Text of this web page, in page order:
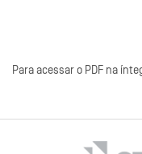
Para acessar o PDF na